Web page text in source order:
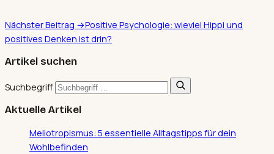
Nächster Beitrag →Positive Psychologie: wieviel Hippi und
positives Denken ist drin?
Artikel suchen
Suchbegriff
Aktuelle Artikel
Meliotropismus: 5 essentielle Alltagstipps für dein
Wohlbefinden